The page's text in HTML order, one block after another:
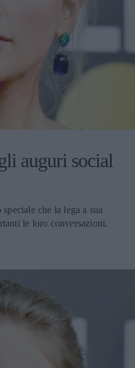
auguri social
che la lega a sua
le loro conversazioni.